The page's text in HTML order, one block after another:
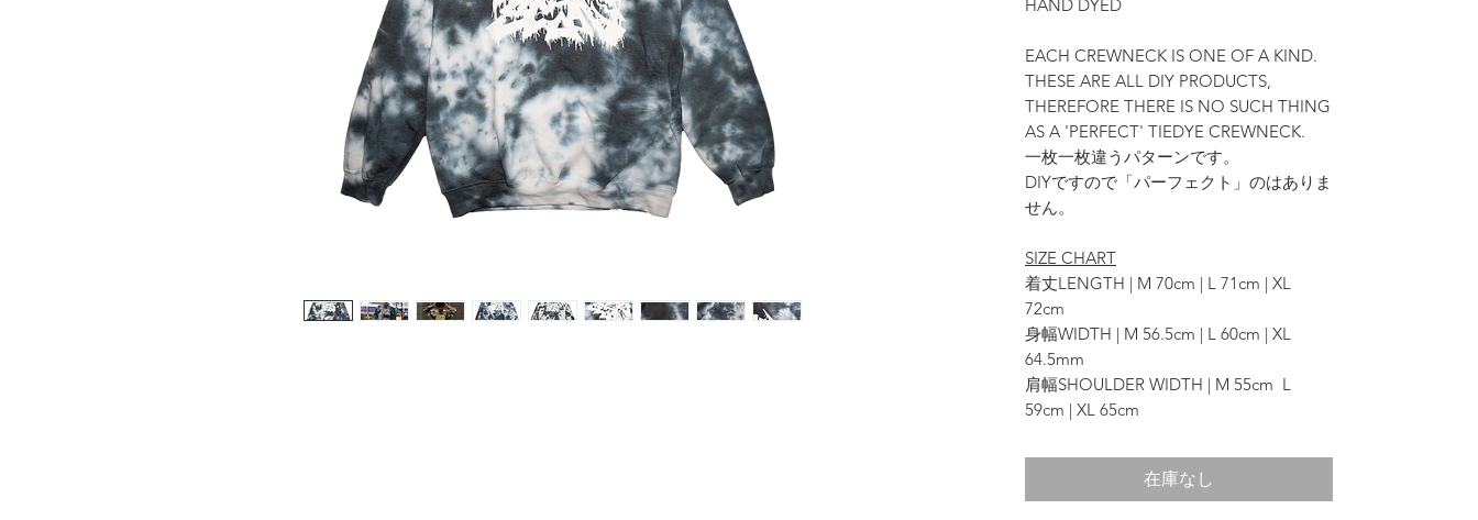
HAND DYED
EACH CREWNECK IS ONE OF A KIND.
THESE ARE ALL DIY PRODUCTS,
THEREFORE THERE IS NO SUCH THING
AS A 'PERFECT' TIEDYE CREWNECK.
一枚一枚違うパターンです。
DIYですので「パーフェクト」のはありま
せん。
SIZE CHART
着丈LENGTH | M 70cm | L 71cm | XL
72cm
身幅WIDTH | M 56.5cm | L 60cm | XL
64.5mm
肩幅SHOULDER WIDTH | M 55cm L
59cm | XL 65cm
在庫なし